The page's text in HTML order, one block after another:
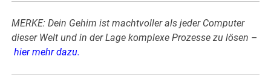
MERKE: Dein Gehirn ist machtvoller als jeder Computer
dieser Welt und in der Lage komplexe Prozesse zu lösen –
hier mehr dazu.